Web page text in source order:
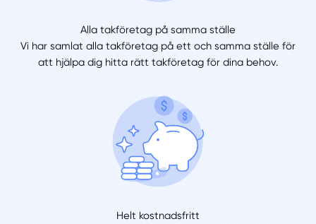
Alla takföretag på samma ställe
Vi har samlat alla takföretag på ett och samma ställe för
att hjälpa dig hitta rätt takföretag för dina behov.
Helt kostnadsfritt